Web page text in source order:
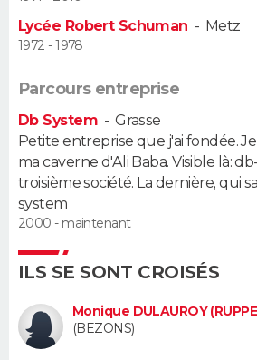
Alimentation
Guide de la santé
Maladies
Médicaments
Sommeil
VOYAGE
PHOTO
GUIDES D'ACHAT
BONS PLANS
CARTE DE VOEUX
DICTIONNAIRE
COPAINS D'AVANT
Lycée Robert Schuman - Metz
1972 - 1978
Parcours entreprise
Db System-Grasse
Petite entreprise que j'ai fondée.
ma caverne d'Ali Baba. Visible là:
troisième société. La dernière, qui
system
2000 - maintenant
ILS SE SONT CROISÉS
Monique DULAUROY
(BEZONS)